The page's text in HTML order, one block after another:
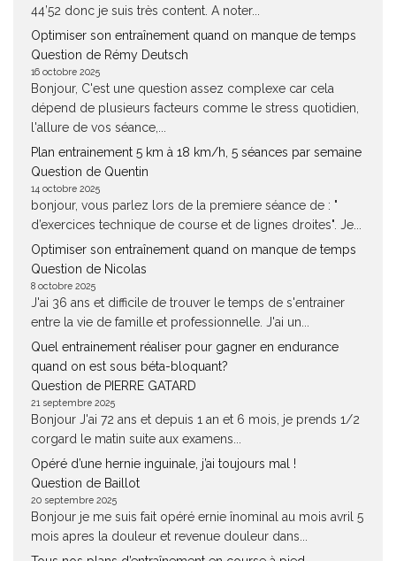
44’52 donc je suis très content. A noter...
Optimiser son entraînement quand on manque de temps
Question de Rémy Deutsch
16 octobre 2025
Bonjour, C'est une question assez complexe car cela
dépend de plusieurs facteurs comme le stress quotidien,
l'allure de vos séance,...
Plan entrainement 5 km à 18 km/h, 5 séances par semaine
Question de Quentin
14 octobre 2025
bonjour, vous parlez lors de la premiere séance de : "
d’exercices technique de course et de lignes droites". Je...
Optimiser son entraînement quand on manque de temps
Question de Nicolas
8 octobre 2025
J'ai 36 ans et difficile de trouver le temps de s'entrainer
entre la vie de famille et professionnelle. J'ai un...
Quel entrainement réaliser pour gagner en endurance
quand on est sous béta-bloquant?
Question de PIERRE GATARD
21 septembre 2025
Bonjour J'ai 72 ans et depuis 1 an et 6 mois, je prends 1/2
corgard le matin suite aux examens...
Opéré d’une hernie inguinale, j’ai toujours mal !
Question de Baillot
20 septembre 2025
Bonjour je me suis fait opéré ernie înominal au mois avril 5
mois apres la douleur et revenue douleur dans...